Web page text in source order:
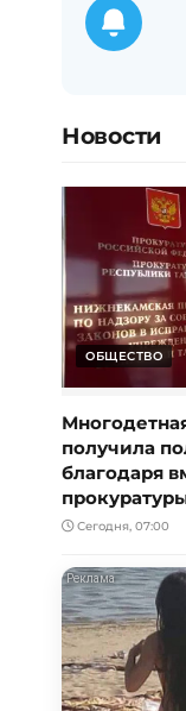
Новости
ОБЩЕСТВО
получила
благодаря
Сегодня, 07:00